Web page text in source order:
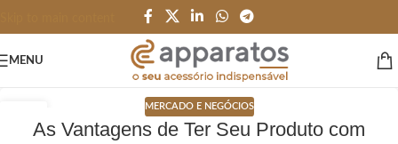
MENU
MERCADO E NEGÓCIOS
As Vantagens de Ter Seu Produto com